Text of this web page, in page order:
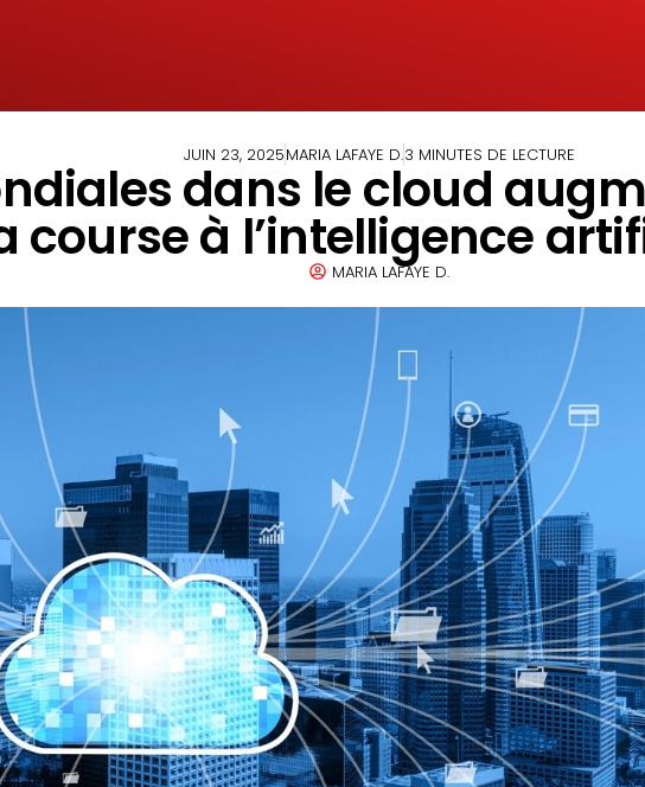
JUIN 23, 2025MARIA LAFAYE D.3 MINUTES DE LECTURE
dans le cloud
course à l’intelligence
MARIA LAFAYE D.